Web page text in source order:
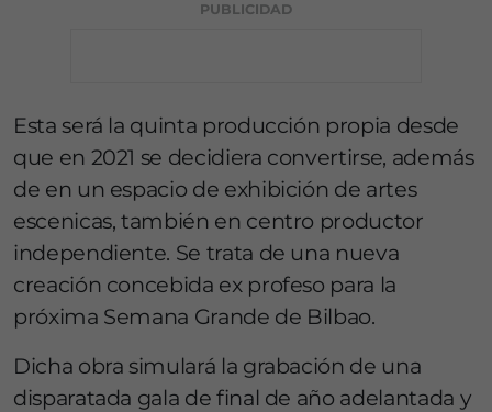
PUBLICIDAD
Esta será la quinta producción propia desde
que en 2021 se decidiera convertirse, además
de en un espacio de exhibición de artes
escenicas, también en centro productor
independiente. Se trata de una nueva
creación concebida ex profeso para la
próxima Semana Grande de Bilbao.
Dicha obra simulará la grabación de una
disparatada gala de final de año adelantada y